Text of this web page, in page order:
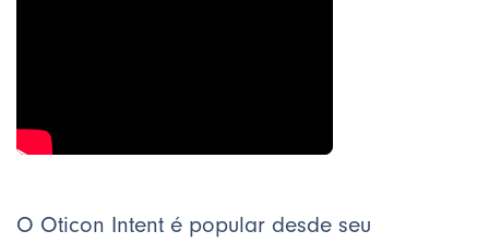
O Oticon Intent é popular desde seu